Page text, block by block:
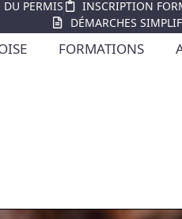
PERMIS INSCRIPTION
DÉMARCHES
FORMATIONS